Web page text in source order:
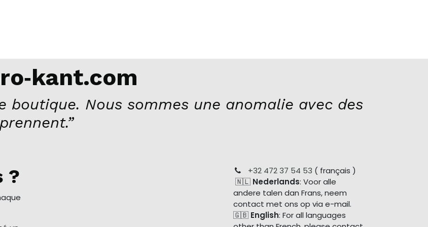
boutique. Nous sommes une anomalie avec des
? +32 472 37 54 53 ( français )
🇳🇱 Nederlands: Voor alle
andere talen dan Frans, neem
contact met ons op via e-mail.
🇬🇧 English: For all languages